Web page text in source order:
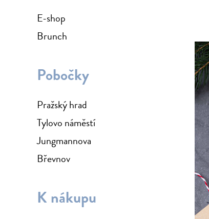
E-shop
Brunch
Pobočky
Pražský hrad
Tylovo náměstí
Jungmannova
Břevnov
K nákupu